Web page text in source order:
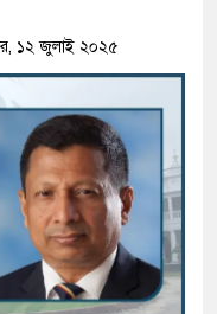
১২ জুলাই ২০২৫